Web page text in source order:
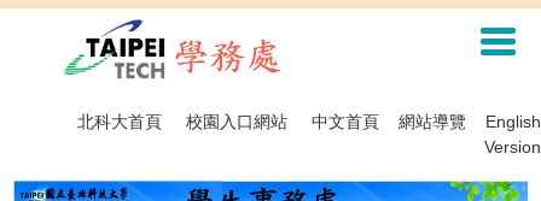
北科大首頁 校園入口網站 中文首頁 網站導覽
English
Version